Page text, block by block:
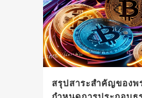
สรุปสาระสำคัญของพ